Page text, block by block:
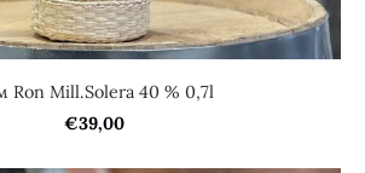
Ron Mill.Solera 40 % 0,7l
€39,00